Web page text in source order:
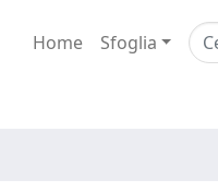
Home Sfoglia